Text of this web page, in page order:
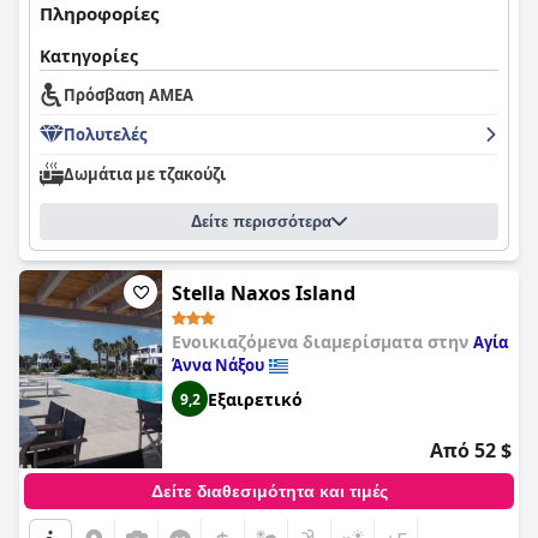
Πληροφορίες
Κατηγορίες
Πρόσβαση ΑΜΕΑ
Πολυτελές
Δωμάτια με τζακούζι
Δείτε περισσότερα
Stella Naxos Island
Ενοικιαζόμενα διαμερίσματα στην Αγία
Άννα Νάξου
9,2 Εξαιρετικό
Από 52 $
Δείτε διαθεσιμότητα και τιμές